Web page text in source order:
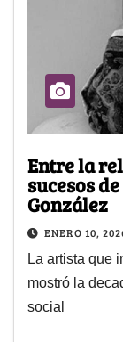
Entre la
sucesos
González
ENERO 10,
La artista que
mostró la
social